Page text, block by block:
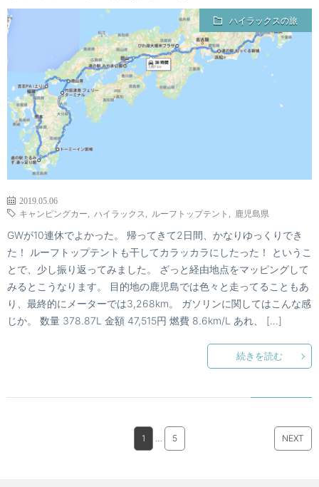
ハイラックスの旅
2019.05.06
キャンピングカー
ハイラックス ルーフトップテント 鹿児島県
GWが10連休でよかった。 帰ってきて2日間、かなりゆっくりでき
た！ ルーフトップテントも干してカラッカラにしたった！ というこ
とで、少し振り返ってみました。 ざっと経由地点をマッピングして
みるとこうなります。 目的地の鹿児島では色々と走ってることもあ
り、最終的にメーターでは3,268km。 ガソリンに関してはこんな感
じか。 数量 378.87L 金額 47,515円 燃費 8.6km/L あれ、 […]
続きを読む
1 … 5 NEXT